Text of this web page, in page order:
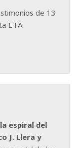
de 13
ETA.
la espiral del
J. Llera y